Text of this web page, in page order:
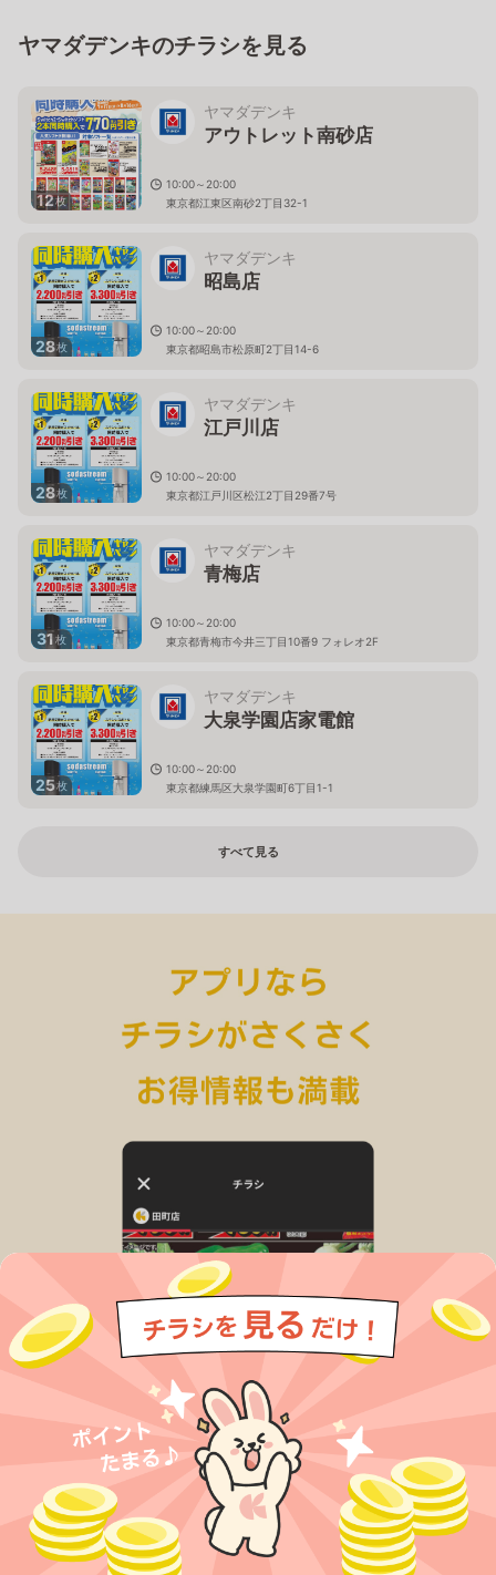
ヤマダデンキのチラシを見る
12枚
ヤマダデンキ
アウトレット南砂店
10:00～20:00
東京都江東区南砂2丁目32-1
28枚
ヤマダデンキ
昭島店
10:00～20:00
東京都昭島市松原町2丁目14-6
28枚
ヤマダデンキ
江戸川店
10:00～20:00
東京都江戸川区松江2丁目29番7号
31枚
ヤマダデンキ
青梅店
10:00～20:00
東京都青梅市今井三丁目10番9 フォレオ2F
25枚
ヤマダデンキ
大泉学園店家電館
10:00～20:00
東京都練馬区大泉学園町6丁目1-1
すべて見る